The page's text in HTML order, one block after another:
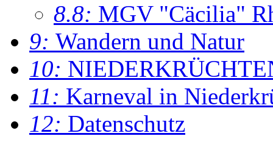
8.8: MGV "Cäcilia"
9: Wandern und Natur
10:
11: Karneval in
12: Datenschutz